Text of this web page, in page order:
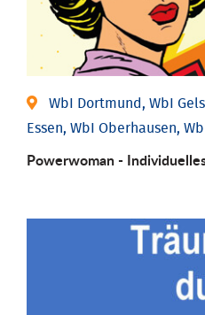
WbI Dortmund, WbI
Essen, WbI Oberhausen,
Powerwoman -